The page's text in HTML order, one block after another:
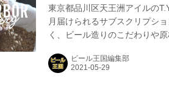
知る旅～」の魅力
東京都品川区天王洲アイルの
月届けられるサブスクリプシ
く、ビール造りのこだわりや
ビールを知る旅 タイソンズア
T.Y.HARBOR Breweryの定番
ビール王国編集部